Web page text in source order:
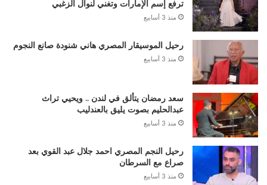
ترفع إسم الإمارات وتغني لنوال الزغبي
منذ 3 أسابيع
رحيل الموسيقار المصري هاني شنودة صانع النجوم
منذ 3 أسابيع
سعد رمضان يتألق في لندن .. ويحيي تراث
عبدالحليم بصوت يليق بالعندليب
منذ 3 أسابيع
رحيل النجم المصري احمد جلال عبد القوي بعد
صراع مع السرطان
منذ 3 أسابيع